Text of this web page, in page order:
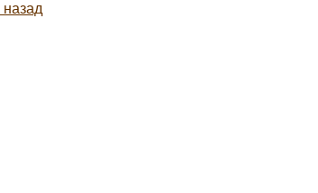
назад